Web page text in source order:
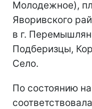
Молодежное),
Яворивского
в г.
Подберизцы,
Село.
По состоянию